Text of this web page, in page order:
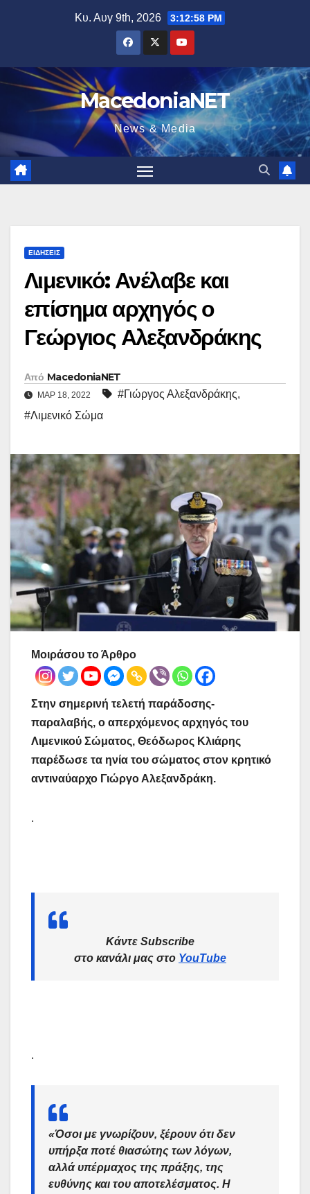
Κυ. Αυγ 9th, 2026 3:12:59 PM
MacedoniaNET
News & Media
ΕΙΔΉΣΕΙΣ
Λιμενικό: Ανέλαβε και
επίσημα αρχηγός ο
Γεώργιος Αλεξανδράκης
Από MacedoniaNET
ΜΑΡ 18, 2022 #Γιώργος Αλεξανδράκης,
#Λιμενικό Σώμα
Μοιράσου το Άρθρο
Στην σημερινή τελετή παράδοσης-
παραλαβής, ο απερχόμενος αρχηγός του
Λιμενικού Σώματος, Θεόδωρος Κλιάρης
παρέδωσε τα ηνία του σώματος στον κρητικό
αντιναύαρχο Γιώργο Αλεξανδράκη.
.
Κάντε Subscribe
στο κανάλι μας στο YouTube
.
«Όσοι με γνωρίζουν, ξέρουν ότι δεν
υπήρξα ποτέ θιασώτης των λόγων,
αλλά υπέρμαχος της πράξης, της
ευθύνης και του αποτελέσματος. Η